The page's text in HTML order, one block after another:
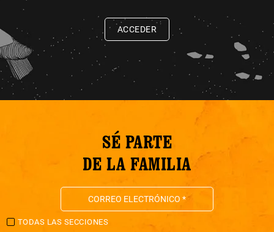
ACCEDER
SÉ PARTE
DE LA FAMILIA
TODAS LAS SECCIONES